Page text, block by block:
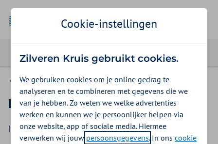
Praktijk, verwijzen en voorschrijven
ELV
Informatie over ELV voor huisartsen.
Cookie-instellingen
Zilveren Kruis gebruikt cookies.
We gebruiken cookies om je online gedrag te
analyseren en te combineren met gegevens die we
van je hebben. Zo weten we welke advertenties
werken en kunnen we je persoonlijker helpen via
onze website, app of sociale media. Hiermee
verwerken wij jouw persoonsgegevens. In onscookie